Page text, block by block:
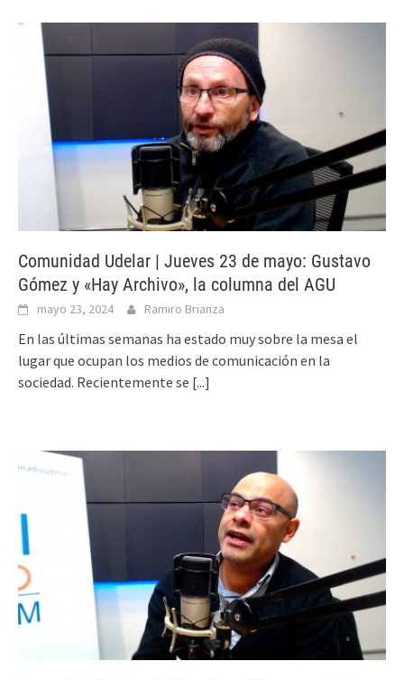
Comunidad Udelar | Jueves 23 de mayo: Gustavo
Gómez y «Hay Archivo», la columna del AGU
mayo 23, 2024 Ramiro Brianza
En las últimas semanas ha estado muy sobre la mesa el
lugar que ocupan los medios de comunicación en la
sociedad. Recientemente se [...]